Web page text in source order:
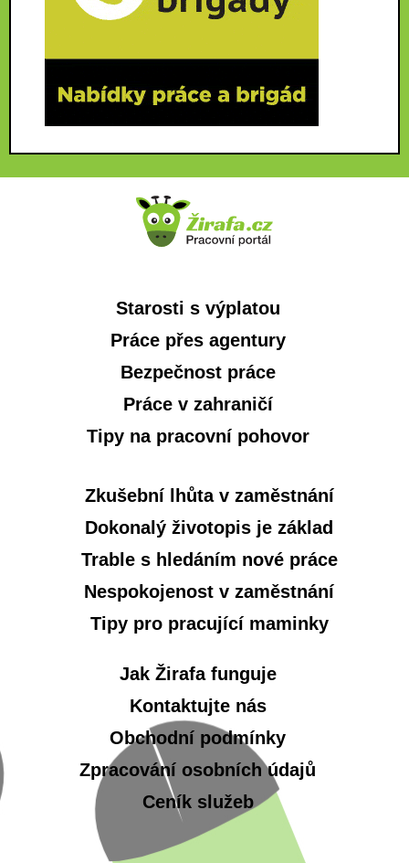
Starosti s výplatou
Práce přes agentury
Bezpečnost práce
Práce v zahraničí
Tipy na pracovní pohovor
Zkušební lhůta v zaměstnání
Dokonalý životopis je základ
Trable s hledáním nové práce
Nespokojenost v zaměstnání
Tipy pro pracující maminky
Jak Žirafa funguje
Kontaktujte nás
Obchodní podmínky
Zpracování osobních údajů
Ceník služeb